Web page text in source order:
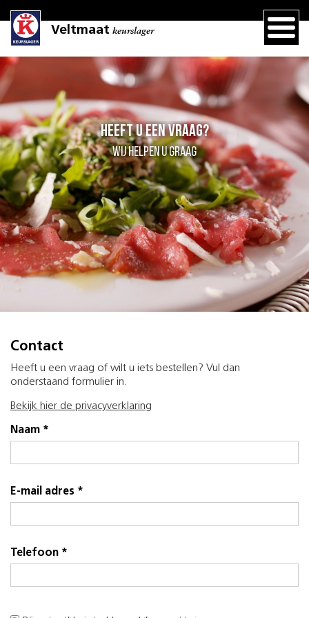
Veltmaat keurslager
Heeft u een vraag?
Wij helpen u graag
Contact
Heeft u een vraag of wilt u iets bestellen? Vul dan
onderstaand formulier in.
Bekijk hier de privacyverklaring
Naam *
E-mail adres *
Telefoon *